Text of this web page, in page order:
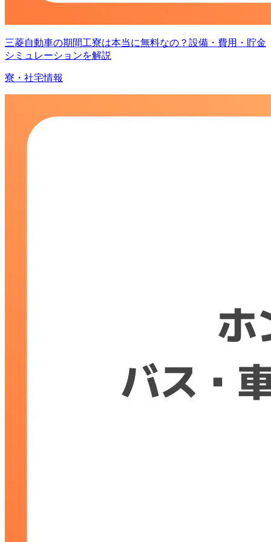
三菱自動車の期間工寮は本当に無料なの？設備・費用・貯金
シミュレーションを解説
寮・社宅情報